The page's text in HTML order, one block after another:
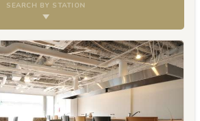
SEARCH BY STATION